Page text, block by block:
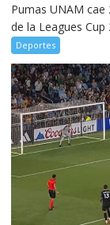
Pumas UNAM cae
de la Leagues Cup
Deportes